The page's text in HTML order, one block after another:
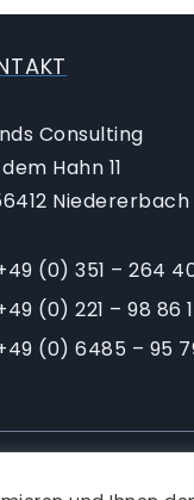
Consulting
Hahn 11
Niedererbach
(0) 351 – 264
(0) 221 – 98 86
(0) 6485 – 95